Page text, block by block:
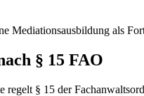
Mediationsausbildung als
§ 15 FAO
§ 15 der